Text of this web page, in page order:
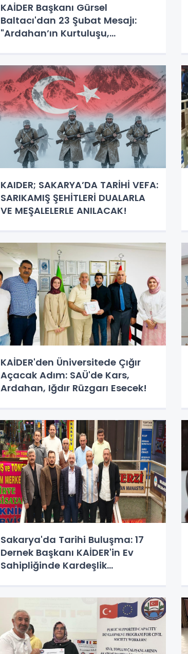
KAİDER Başkanı Gürsel
Baltacı'dan 23 Şubat Mesajı:
"Ardahan’ın Kurtuluşu,
KAIDER; SAKARYA’DA TARİHİ VEFA:
SARIKAMIŞ ŞEHİTLERİ DUALARLA
VE MEŞALELERLE ANILACAK!
KAİDER'den Üniversitede Çığır
Açacak Adım: SAÜ'de Kars,
Ardahan, Iğdır Rüzgarı Esecek!
Sakarya'da Tarihi Buluşma: 17
Dernek Başkanı KAİDER'in Ev
Sahipliğinde Kardeşlik